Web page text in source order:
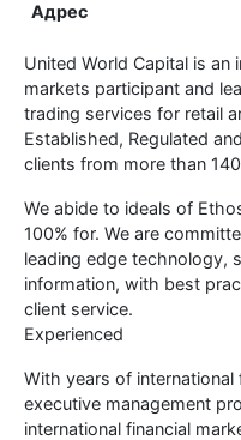
Адрес
United World Capital is an
markets participant and
trading services for retail
Established, Regulated
clients from more than
We abide to ideals of
100% for. We are
leading edge technology,
information, with best
client service.
Experienced
With years of international
executive management
international financial